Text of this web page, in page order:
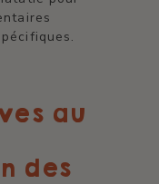
au
des